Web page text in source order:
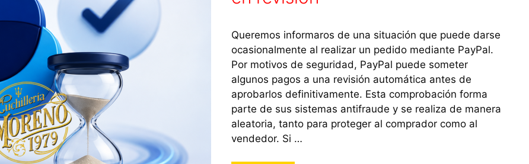
Queremos informaros de una situación que puede darse
ocasionalmente al realizar un pedido mediante PayPal.
Por motivos de seguridad, PayPal puede someter
algunos pagos a una revisión automática antes de
aprobarlos definitivamente. Esta comprobación forma
parte de sus sistemas antifraude y se realiza de manera
aleatoria, tanto para proteger al comprador como al
vendedor. Si …